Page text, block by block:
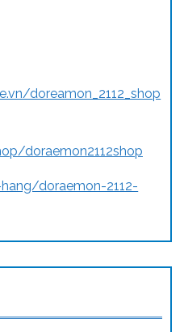
doreamon_2112_shop
doraemon2112shop
doraemon-2112-